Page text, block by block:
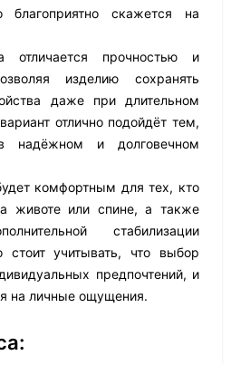
благоприятно скажется на
отличается прочностью и
изделию сохранять
даже при длительном
отлично подойдёт тем,
надёжном и долговечном
комфортным для тех, кто
животе или спине, а также
стабилизации
стоит учитывать, что выбор
предпочтений, и
на личные ощущения.